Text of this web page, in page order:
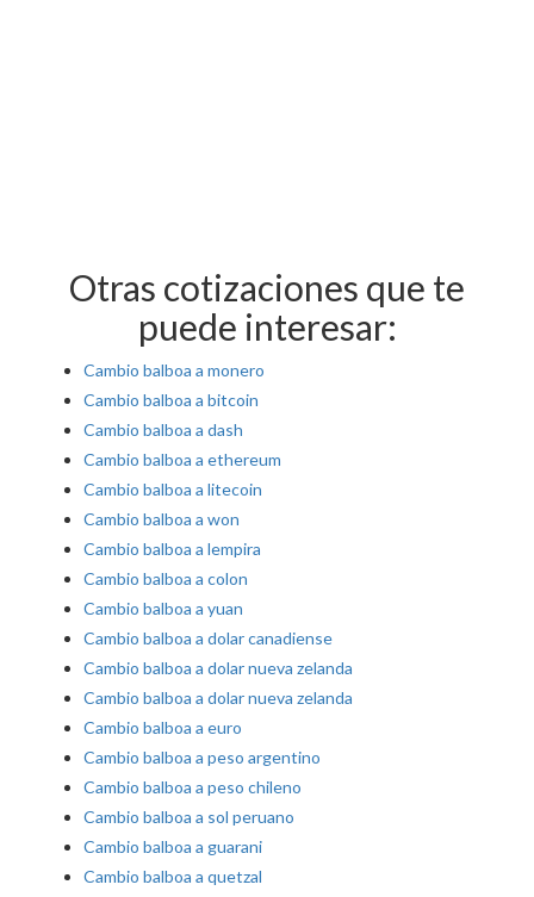
Otras cotizaciones que te
puede interesar:
Cambio balboa a monero
Cambio balboa a bitcoin
Cambio balboa a dash
Cambio balboa a ethereum
Cambio balboa a litecoin
Cambio balboa a won
Cambio balboa a lempira
Cambio balboa a colon
Cambio balboa a yuan
Cambio balboa a dolar canadiense
Cambio balboa a dolar nueva zelanda
Cambio balboa a dolar nueva zelanda
Cambio balboa a euro
Cambio balboa a peso argentino
Cambio balboa a peso chileno
Cambio balboa a sol peruano
Cambio balboa a guarani
Cambio balboa a quetzal